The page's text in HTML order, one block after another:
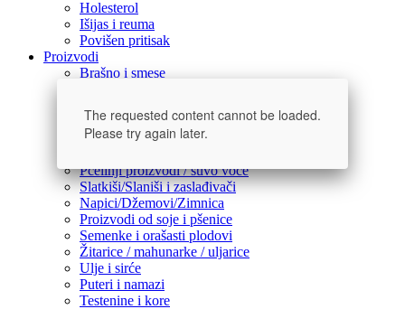
Holesterol
Išijas i reuma
Povišen pritisak
Proizvodi
Brašno i smese
Pahuljice / kaše / dodaci u kuhinji
Dodaci ishrani
Pčelinji proizvodi / suvo voće
Slatkiši/Slaniši i zaslađivači
Napici/Džemovi/Zimnica
Proizvodi od soje i pšenice
Semenke i orašasti plodovi
Žitarice / mahunarke / uljarice
Ulje i sirće
Puteri i namazi
Testenine i kore
The requested content cannot be loaded.
Please try again later.